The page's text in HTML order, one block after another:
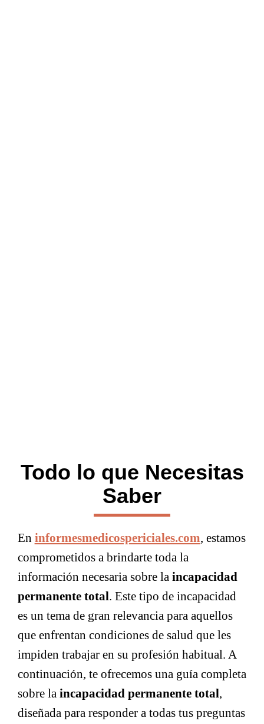
Todo lo que Necesitas
Saber
En informesmedicospericiales.com, estamos
comprometidos a brindarte toda la
información necesaria sobre la incapacidad
permanente total. Este tipo de incapacidad
es un tema de gran relevancia para aquellos
que enfrentan condiciones de salud que les
impiden trabajar en su profesión habitual. A
continuación, te ofrecemos una guía completa
sobre la incapacidad permanente total,
diseñada para responder a todas tus preguntas